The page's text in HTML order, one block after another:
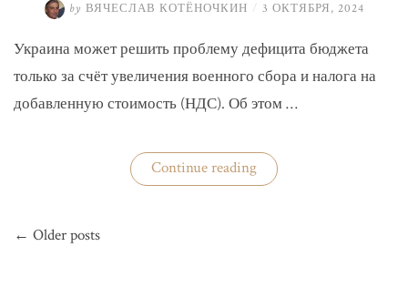
by ВЯЧЕСЛАВ КОТЁНОЧКИН / 3 ОКТЯБРЯ, 2024
Украина может решить проблему дефицита бюджета
только за счёт увеличения военного сбора и налога на
добавленную стоимость (НДС). Об этом …
Continue reading«Гетьманцев
назвал
по
← Older posts